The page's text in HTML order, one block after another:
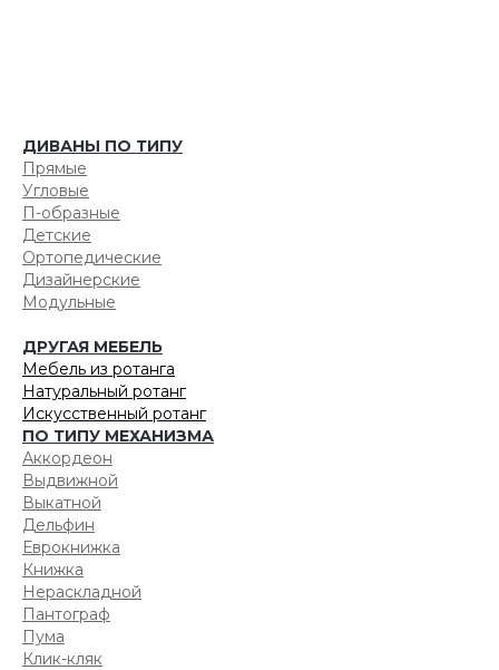
ДИВАНЫ ПО ТИПУ
Прямые
Угловые
П-образные
Детские
Ортопедические
Дизайнерские
Модульные
ДРУГАЯ МЕБЕЛЬ
Мебель из ротанга
Натуральный ротанг
Искусственный ротанг
ПО ТИПУ МЕХАНИЗМА
Аккордеон
Выдвижной
Выкатной
Дельфин
Еврокнижка
Книжка
Нераскладной
Пантограф
Пума
Клик-кляк